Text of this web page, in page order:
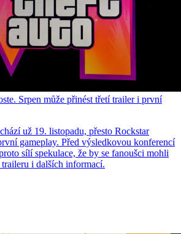
Srpen může přinést třetí trailer i první
už 19. listopadu, přesto Rockstar
gameplay. Před výsledkovou konferencí
sílí spekulace, že by se fanoušci mohli
i dalších informací.